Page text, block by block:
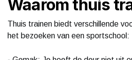
Waarom thuis
Thuis trainen biedt verschillende
het bezoeken van een sportschool: